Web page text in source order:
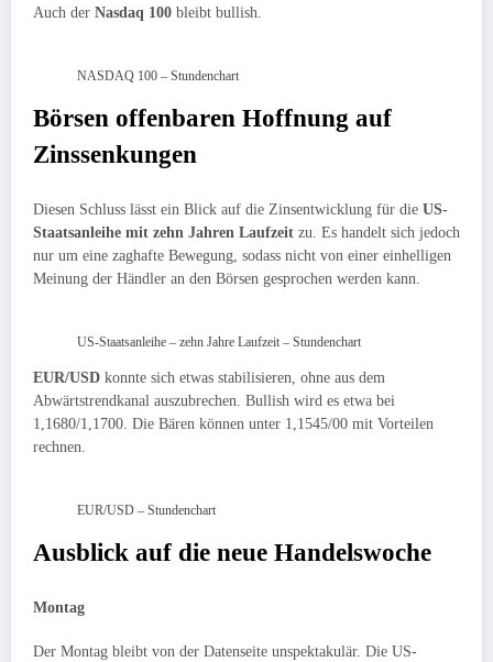
Auch der Nasdaq 100 bleibt bullish.
NASDAQ 100 – Stundenchart
Börsen offenbaren Hoffnung auf
Zinssenkungen
Diesen Schluss lässt ein Blick auf die Zinsentwicklung für die US-
Staatsanleihe mit zehn Jahren Laufzeit zu. Es handelt sich jedoch
nur um eine zaghafte Bewegung, sodass nicht von einer einhelligen
Meinung der Händler an den Börsen gesprochen werden kann.
US-Staatsanleihe – zehn Jahre Laufzeit – Stundenchart
EUR/USD konnte sich etwas stabilisieren, ohne aus dem
Abwärtstrendkanal auszubrechen. Bullish wird es etwa bei
1,1680/1,1700. Die Bären können unter 1,1545/00 mit Vorteilen
rechnen.
EUR/USD – Stundenchart
Ausblick auf die neue Handelswoche
Montag
Der Montag bleibt von der Datenseite unspektakulär. Die US-